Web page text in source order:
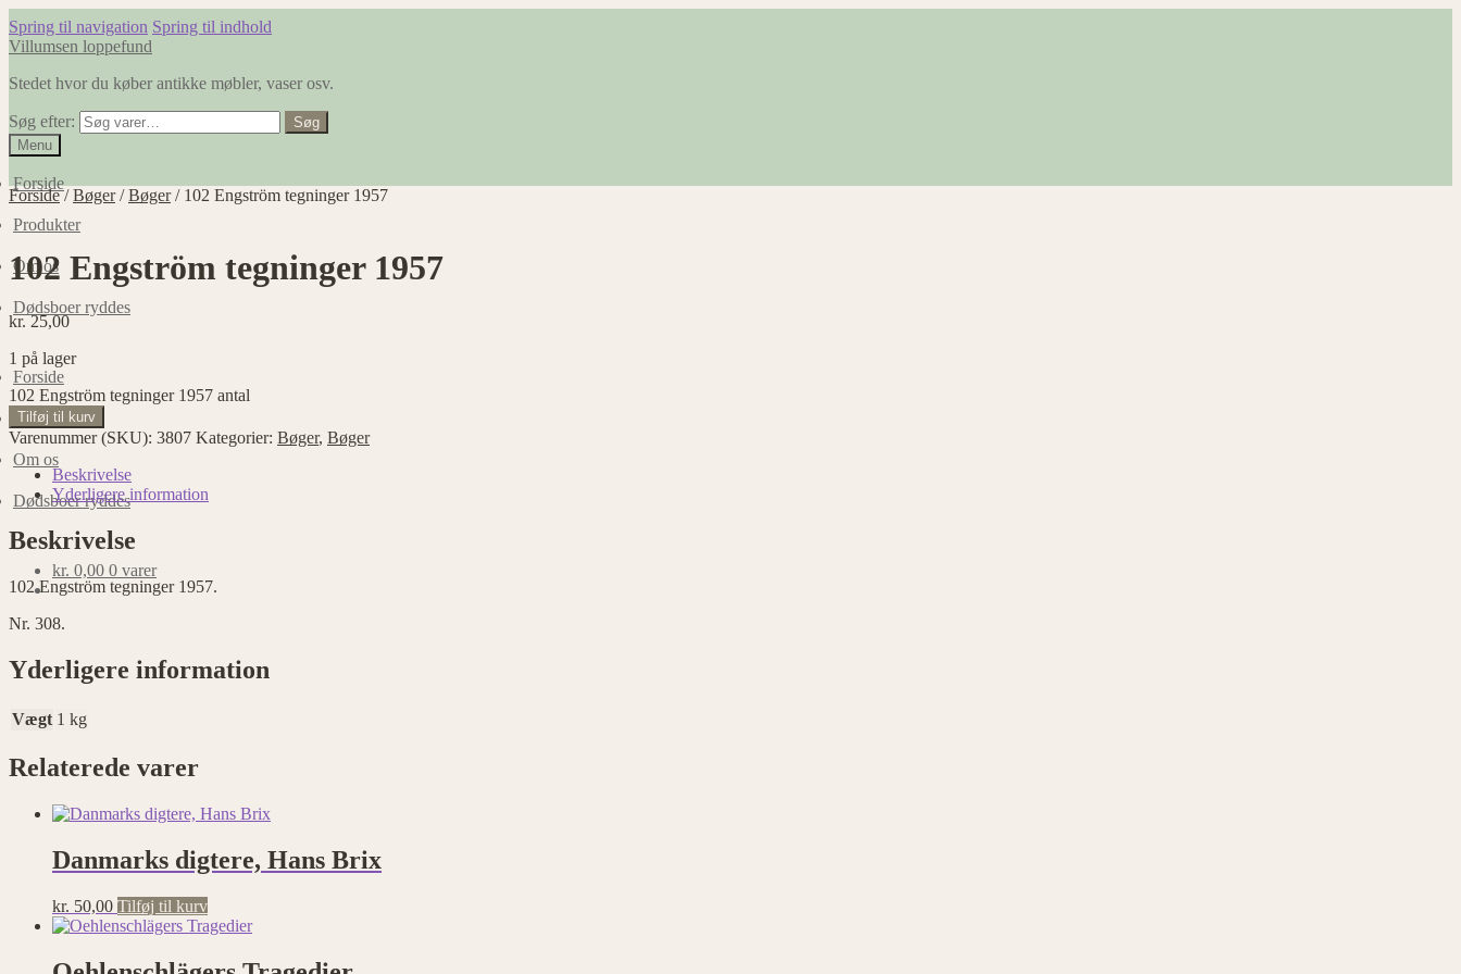
Spring til navigation Spring til indhold
Villumsen loppefund
Stedet hvor du køber antikke møbler, vaser osv.
Søg efter:
Søg
Menu
Forside
Produkter
Om os
Dødsboer ryddes
Forside
Produkter
Om os
Dødsboer ryddes
kr. 0,00 0 varer
Forside/Bøger/Bøger/ 102 Engström tegninger 1957
102 Engström tegninger 1957
kr.25,00
1 på lager
102 Engström tegninger 1957 antal
Tilføj til kurv
Varenummer (SKU): 3807 Kategorier: Bøger, Bøger
Beskrivelse
Yderligere information
Beskrivelse
102 Engström tegninger 1957.
Nr. 308.
Yderligere information
Vægt 1 kg
Relaterede varer
Danmarks digtere, Hans Brix
kr. 50,00 Tilføj til kurv